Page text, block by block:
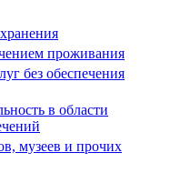
проживания
без обеспечения
в области
музеев и прочих